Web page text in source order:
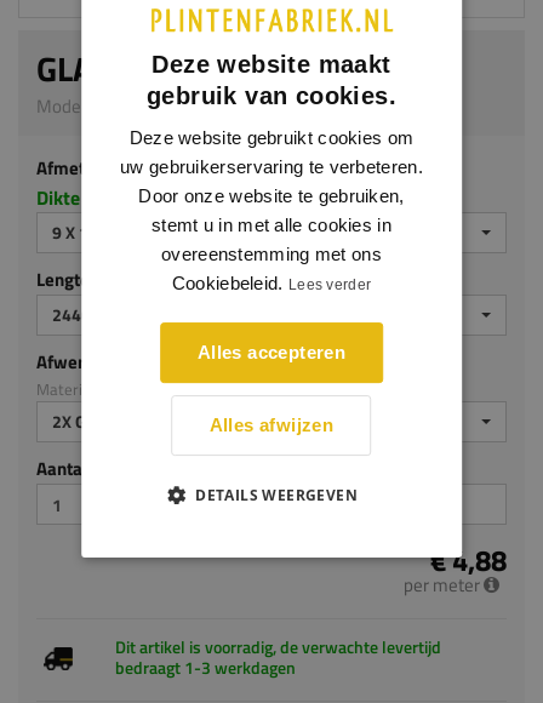
GLADDE PLINT
Model 0101 | 9 x 120 mm | MDF v313
Afmeting
Dikte x hoogte in millimeters
9 X 120 MM
Lengte (mm)
2440 MM
Afwerking
Materiaal: MDF v313
2X GEGROND
Aantal stuks
€ 4,88
per meter
Dit artikel is voorradig, de verwachte levertijd
bedraagt 1-3 werkdagen
Deze website maakt
gebruik van cookies.
Deze website gebruikt cookies om
uw gebruikerservaring te verbeteren.
Door onze website te gebruiken,
stemt u in met alle cookies in
overeenstemming met ons
Cookiebeleid. Lees verder
Alles accepteren
Alles afwijzen
DETAILS WEERGEVEN